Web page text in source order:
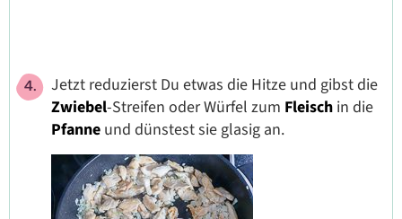
Jetzt reduzierst Du etwas die Hitze und gibst die
Zwiebel-Streifen oder Würfel zum Fleisch in die
Pfanne und dünstest sie glasig an.